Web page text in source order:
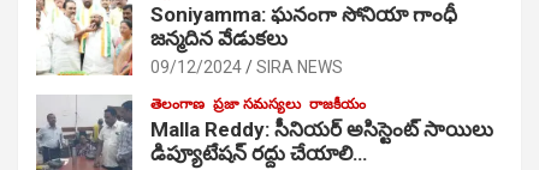
Soniyamma: ఘ‌నంగా సోనియా గాంధీ
జ‌న్మ‌దిన వేడుక‌లు
09/12/2024 SIRA NEWS
తెలంగాణ ప్రజా సమస్యలు రాజకీయం
Malla Reddy: సీనియర్ అసిస్టెంట్ సాయిలు
డిప్యూటేషన్ రద్దు చేయాలి…